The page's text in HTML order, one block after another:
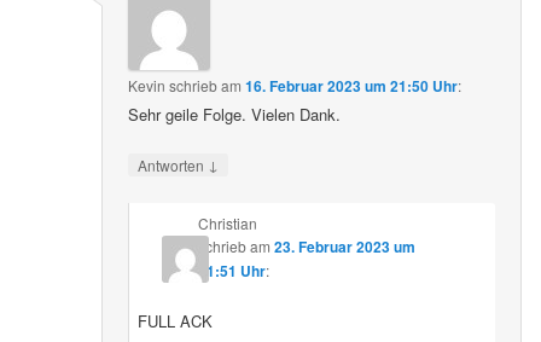
Kevin schriebam16. Februar 2023 um 21:50 Uhr:
Sehr geile Folge. Vielen Dank.
Antworten ↓
Christian
schriebam 23. Februar 2023 um
21:51 Uhr:
FULL ACK